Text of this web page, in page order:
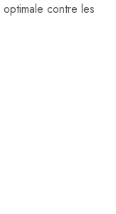
contre les